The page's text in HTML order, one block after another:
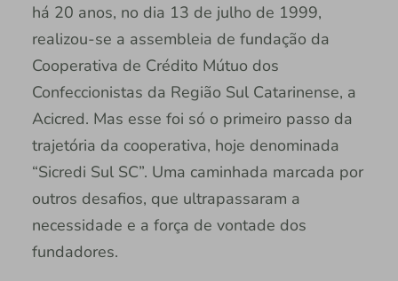
há 20 anos, no dia 13 de julho de 1999,
realizou-se a assembleia de fundação da
Cooperativa de Crédito Mútuo dos
Confeccionistas da Região Sul Catarinense, a
Acicred. Mas esse foi só o primeiro passo da
trajetória da cooperativa, hoje denominada
“Sicredi Sul SC”. Uma caminhada marcada por
outros desafios, que ultrapassaram a
necessidade e a força de vontade dos
fundadores.